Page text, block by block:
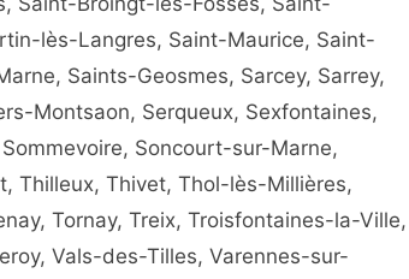
lès-Langres, Saint-Maurice, Saint-
Saints-Geosmes, Sarcey, Sarrey,
Montsaon, Serqueux, Sexfontaines,
Soncourt-sur-Marne,
Thilleux, Thivet, Thol-lès-Millières,
Tornay, Treix, Troisfontaines-la-Ville,
Vals-des-Tilles, Varennes-sur-